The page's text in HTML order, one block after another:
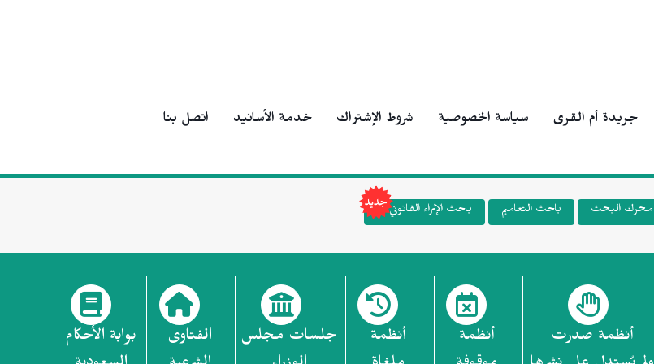
جريدة أم القرى سياسة الخصوصية شروط الإشتراك خدمة الأسانيد اتصل بنا
محرك البحث باحث التعاميم باحث الإثراء القانوني
أنظمة صدرت
أنظمة
أنظمة
جلسات مجلس
الفتاوى
بوابة الأحكام